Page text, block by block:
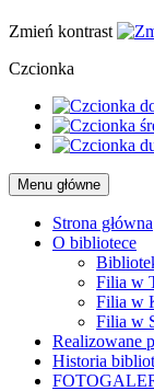
Zmień kontrast
Czcionka
Menu główne
Strona główna
O bibliotece
Filia w
Filia w
Filia w
Realizowane
Historia